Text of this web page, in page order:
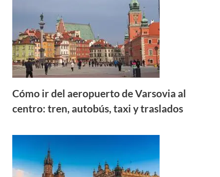
Cómo ir del aeropuerto de Varsovia al
centro: tren, autobús, taxi y traslados